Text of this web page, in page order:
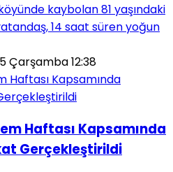
kaybolan 81 yaşındaki
14 saat süren yoğun
Çarşamba 12:38
Haftası Kapsamında
Gerçekleştirildi